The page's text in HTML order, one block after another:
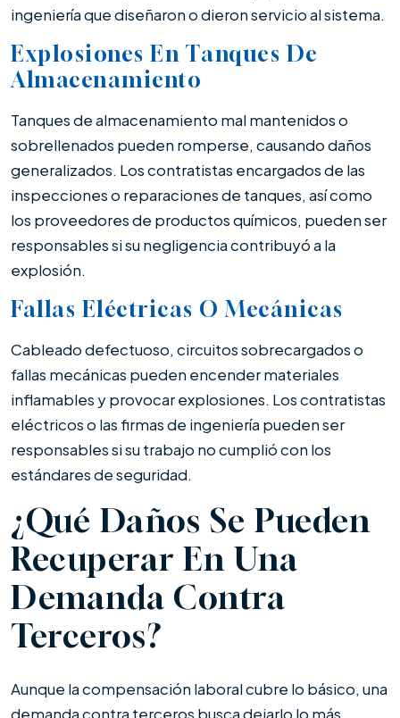
ingeniería que diseñaron o dieron servicio al sistema.
Explosiones En Tanques De
Almacenamiento
Tanques de almacenamiento mal mantenidos o
sobrellenados pueden romperse, causando daños
generalizados. Los contratistas encargados de las
inspecciones o reparaciones de tanques, así como
los proveedores de productos químicos, pueden ser
responsables si su negligencia contribuyó a la
explosión.
Fallas Eléctricas O Mecánicas
Cableado defectuoso, circuitos sobrecargados o
fallas mecánicas pueden encender materiales
inflamables y provocar explosiones. Los contratistas
eléctricos o las firmas de ingeniería pueden ser
responsables si su trabajo no cumplió con los
estándares de seguridad.
¿Qué Daños Se Pueden
Recuperar En Una
Demanda Contra
Terceros?
Aunque la compensación laboral cubre lo básico, una
demanda contra terceros busca dejarlo lo más